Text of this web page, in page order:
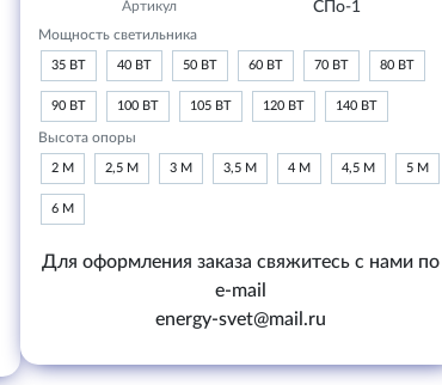
Артикул СПо-1
Мощность светильника
35 ВТ 40 ВТ 50 ВТ 60 ВТ 70 ВТ 80 ВТ
90 ВТ 100 ВТ 105 ВТ 120 ВТ 140 ВТ
Высота опоры
2 М 2,5 М 3 М 3,5 М 4 М 4,5 М 5 М
6 М
Для оформления заказа свяжитесь с нами по
e-mail
energy-svet@mail.ru